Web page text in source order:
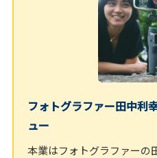
フォトグラファー田中利
ュー
本業はフォトグラファーの